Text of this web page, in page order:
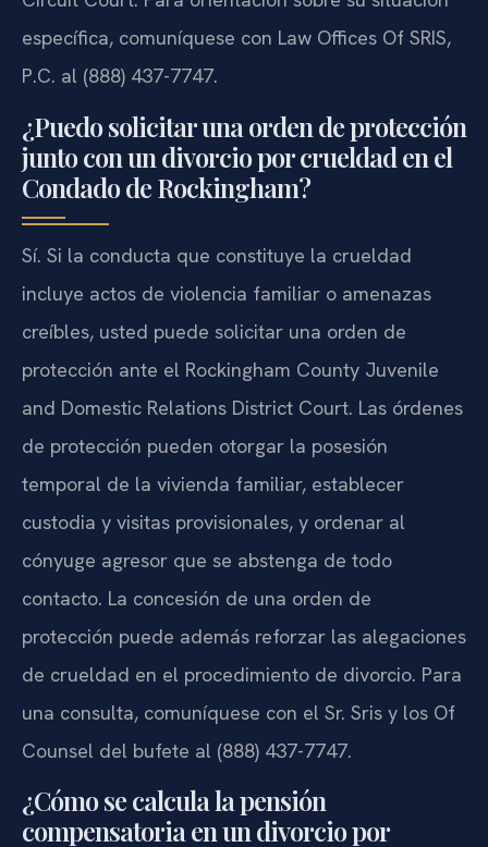
específica, comuníquese con Law Offices Of SRIS,
P.C. al (888) 437-7747.
¿Puedo solicitar una orden de protección
junto con un divorcio por crueldad en el
Condado de Rockingham?
Sí. Si la conducta que constituye la crueldad
incluye actos de violencia familiar o amenazas
creíbles, usted puede solicitar una orden de
protección ante el Rockingham County Juvenile
and Domestic Relations District Court. Las órdenes
de protección pueden otorgar la posesión
temporal de la vivienda familiar, establecer
custodia y visitas provisionales, y ordenar al
cónyuge agresor que se abstenga de todo
contacto. La concesión de una orden de
protección puede además reforzar las alegaciones
de crueldad en el procedimiento de divorcio. Para
una consulta, comuníquese con el Sr. Sris y los Of
Counsel del bufete al (888) 437-7747.
¿Cómo se calcula la pensión
compensatoria en un divorcio por